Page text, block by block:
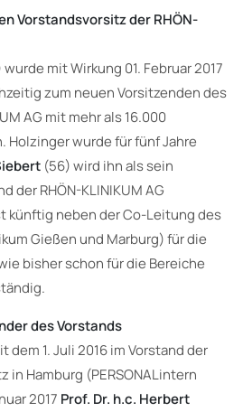
Vorstandsvorsitz der RHÖN-
wurde mit Wirkung 01. Februar 2017
zum neuen Vorsitzenden des
AG mit mehr als 16.000
wurde für fünf Jahre
(56) wird ihn als sein
der RHÖN-KLINIKUM AG
künftig neben der Co-Leitung des
Gießen und Marburg) für die
bisher schon für die Bereiche
des Vorstands
dem 1. Juli 2016 im Vorstand der
in Hamburg (PERSONALintern
2017 Prof. Dr. h.c. Herbert